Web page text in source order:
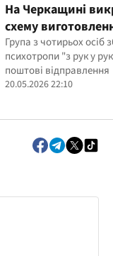
На Черкащині
схему
збуту наркотиків
Група з чотирьох осіб
психотропи "з рук у
поштові відправлення
20.05.2026 22:10